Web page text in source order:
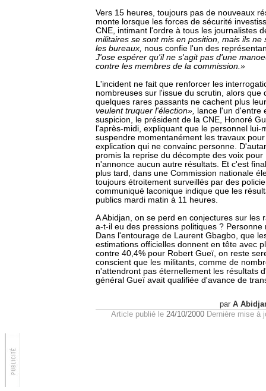
Vers 15 heures, toujours pas de nouveaux
monte lorsque les forces de sécurité
CNE, intimant l'ordre à tous les journalistes
militaires se sont mis en position, mais ils ne
les bureaux, nous confie l'un des
J'ose espérer qu'il ne s'agit pas d'une
contre les membres de la commission.»
L'incident ne fait que renforcer les
nombreuses sur l'issue du scrutin, alors que
quelques rares passants ne cachent plus
veulent truquer l'élection», lance l'un d'entre
suspicion, le président de la CNE, Honoré
l'après-midi, expliquant que le personnel lui-
suspendre momentanément les travaux
explication qui ne convainc personne.
promis la reprise du décompte des voix pour
n'annonce aucun autre résultats. Et c'est
plus tard, dans une Commission nationale
toujours étroitement surveillés par des
communiqué laconique indique que les
publics mardi matin à 11 heures.
A Abidjan, on se perd en conjectures sur les
a-t-il eu des pressions politiques ? Personne
Dans l'entourage de Laurent Gbagbo, que
estimations officielles donnent en tête avec
contre 40,4% pour Robert Gueï, on reste
conscient que les militants, comme de
n'attendront pas éternellement les résultats
général Gueï avait qualifiée d'avance de
par A
Article publié le 24/10/2000 Dernière mise à